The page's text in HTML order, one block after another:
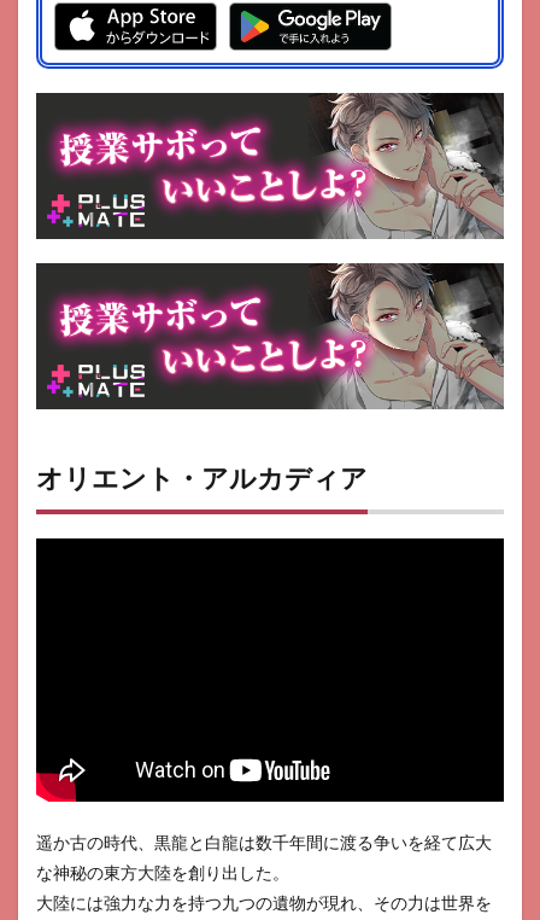
モバ
イル
7
第5
人格
8
原神
9
プロ
ジェ
セカ
イ
カラ
フル
ステ
10
ポケ
モン
ユナ
Among
Us‪!
オリエント・アルカディア
遥か古の時代、黒龍と白龍は数千年間に渡る争いを経て広大
な神秘の東方大陸を創り出した。
大陸には強力な力を持つ九つの遺物が現れ、その力は世界を